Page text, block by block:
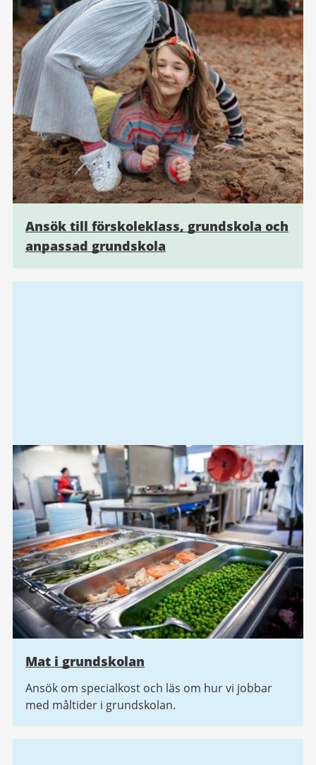
Ansök till förskoleklass, grundskola och
anpassad grundskola
Mat i grundskolan
Ansök om specialkost och läs om hur vi jobbar
med måltider i grundskolan.